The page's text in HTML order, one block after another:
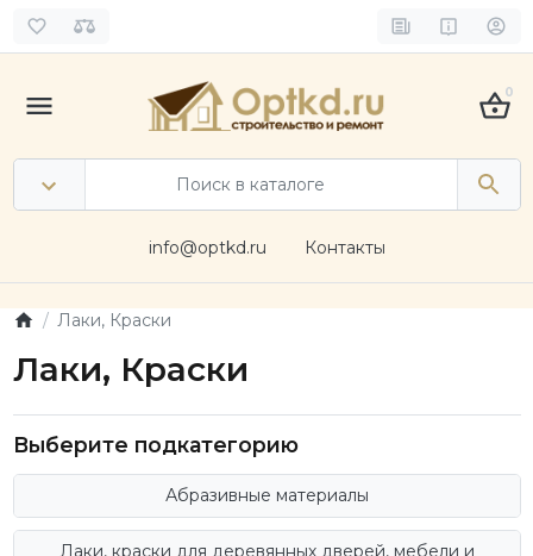
0
info@optkd.ru Контакты
Лаки, Краски
Лаки, Краски
Выберите подкатегорию
Абразивные материалы
Лаки, краски для деревянных дверей, мебели и